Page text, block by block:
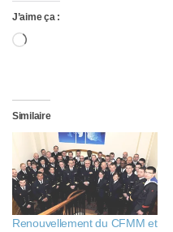
J’aime ça :
Chargement…
Similaire
Renouvellement du CFMM et